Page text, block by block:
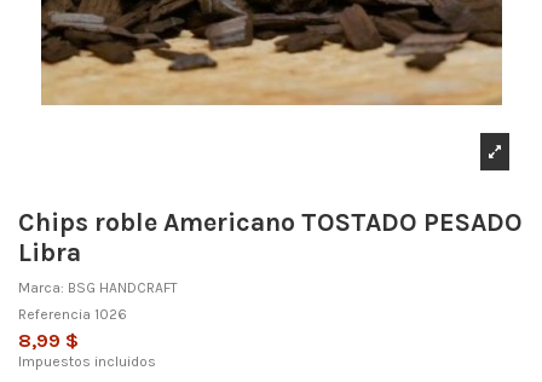
Chips roble Americano TOSTADO PESADO
Libra
Marca: BSG HANDCRAFT
Referencia 1026
8,99 $
Impuestos incluidos